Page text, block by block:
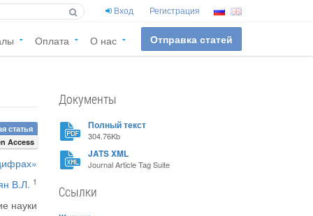
Вход Регистрация
Оплата О нас Отправка статей
статья
Access
В.Л. 1
науки
Документы
Полный текст
304.76Kb
JATS XML
Journal Article Tag Suite
Ссылки